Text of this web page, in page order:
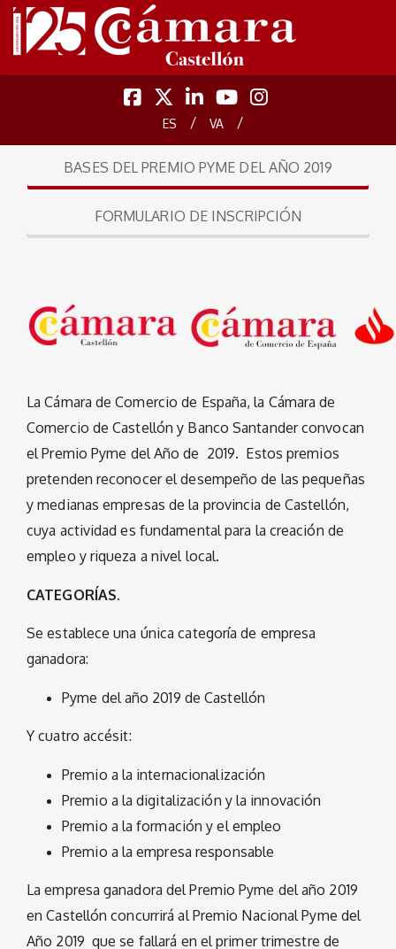
ES / VA /
BASES DEL PREMIO PYME DEL AÑO 2019
FORMULARIO DE INSCRIPCIÓN
La Cámara de Comercio de España, la Cámara de
Comercio de Castellón y Banco Santander convocan
el Premio Pyme del Año de 2019. Estos premios
pretenden reconocer el desempeño de las pequeñas
y medianas empresas de la provincia de Castellón,
cuya actividad es fundamental para la creación de
empleo y riqueza a nivel local.
CATEGORÍAS.
Se establece una única categoría de empresa
ganadora:
Pyme del año 2019 de Castellón
Y cuatro accésit:
Premio a la internacionalización
Premio a la digitalización y la innovación
Premio a la formación y el empleo
Premio a la empresa responsable
La empresa ganadora del Premio Pyme del año 2019
en Castellón concurrirá al Premio Nacional Pyme del
Año 2019 que se fallará en el primer trimestre de